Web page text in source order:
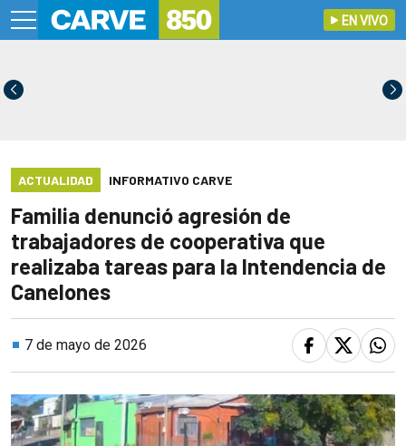
EN VIVO
ACTUALIDAD INFORMATIVO CARVE
Familia denunció agresión de
trabajadores de cooperativa que
realizaba tareas para la Intendencia de
Canelones
7 de mayo de 2026